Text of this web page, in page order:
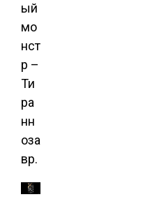
ый
мо
нст
р –
Ти
ра
нн
оза
вр.